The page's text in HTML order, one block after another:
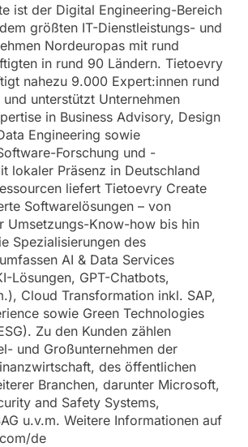
ist der Digital Engineering-Bereich
größten IT-Dienstleistungs- und
Nordeuropas mit rund
in rund 90 Ländern. Tietoevry
nahezu 9.000 Expert:innen rund
unterstützt Unternehmen
in Business Advisory, Design
Engineering sowie
Forschung und -
lokaler Präsenz in Deutschland
liefert Tietoevry Create
Softwarelösungen – von
Umsetzungs-Know-how bis hin
Spezialisierungen des
AI & Data Services
Lösungen, GPT-Chatbots,
Cloud Transformation inkl. SAP,
sowie Green Technologies
Zu den Kunden zählen
und Großunternehmen der
des öffentlichen
Branchen, darunter Microsoft,
and Safety Systems,
u.v.m. Weitere Informationen auf
de